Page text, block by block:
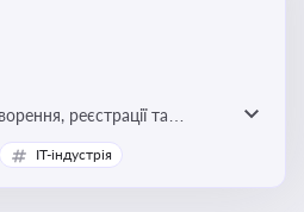
реєстрації та
парків в Україні
IT-індустрія